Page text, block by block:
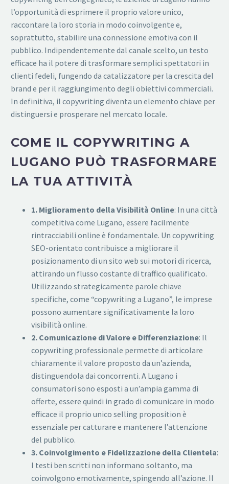
l’opportunità di esprimere il proprio valore unico,
raccontare la loro storia in modo coinvolgente e,
soprattutto, stabilire una connessione emotiva con il
pubblico. Indipendentemente dal canale scelto, un testo
efficace ha il potere di trasformare semplici spettatori in
clienti fedeli, fungendo da catalizzatore per la crescita del
brand e per il raggiungimento degli obiettivi commerciali.
In definitiva, il copywriting diventa un elemento chiave per
distinguersi e prosperare nel mercato locale.
COME IL COPYWRITING A
LUGANO PUÒ TRASFORMARE
LA TUA ATTIVITÀ
1. Miglioramento della Visibilità Online: In una città
competitiva come Lugano, essere facilmente
rintracciabili online è fondamentale. Un copywriting
SEO-orientato contribuisce a migliorare il
posizionamento di un sito web sui motori di ricerca,
attirando un flusso costante di traffico qualificato.
Utilizzando strategicamente parole chiave
specifiche, come “copywriting a Lugano”, le imprese
possono aumentare significativamente la loro
visibilità online.
2. Comunicazione di Valore e Differenziazione: Il
copywriting professionale permette di articolare
chiaramente il valore proposto da un’azienda,
distinguendola dai concorrenti. A Lugano i
consumatori sono esposti a un’ampia gamma di
offerte, essere quindi in grado di comunicare in modo
efficace il proprio unico selling proposition è
essenziale per catturare e mantenere l’attenzione
del pubblico.
3. Coinvolgimento e Fidelizzazione della Clientela:
I testi ben scritti non informano soltanto, ma
coinvolgono emotivamente, spingendo all’azione. Il